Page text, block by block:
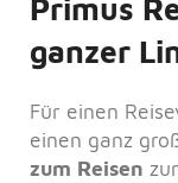
Primus
ganzer
Für einen
einen ganz
zum Reisen